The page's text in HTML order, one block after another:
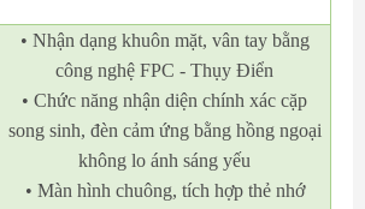
• Nhận dạng khuôn mặt, vân tay bằng
công nghệ FPC - Thụy Điển
• Chức năng nhận diện chính xác cặp
song sinh, đèn cảm ứng bằng hồng ngoại
không lo ánh sáng yếu
• Màn hình chuông, tích hợp thẻ nhớ